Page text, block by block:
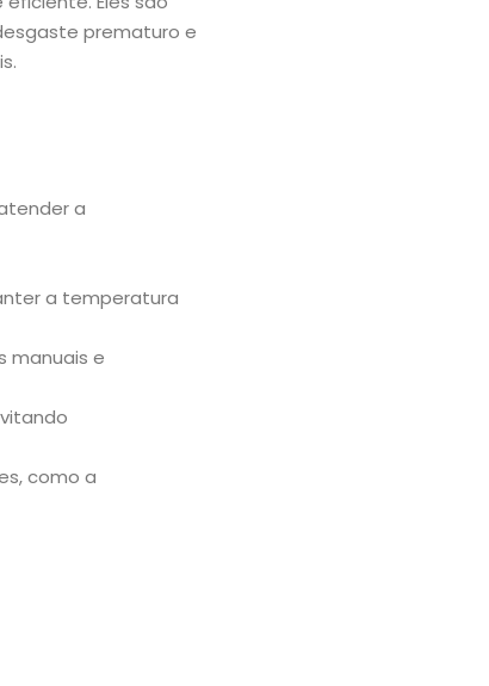
prematuro e
a
a temperatura
manuais e
como a